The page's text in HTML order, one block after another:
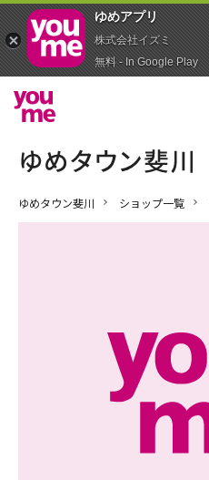
ゆめタウン斐川 ショップ一覧
ゆめアプ‪リ‬
株式会社イズミ
無料 - In Google Play